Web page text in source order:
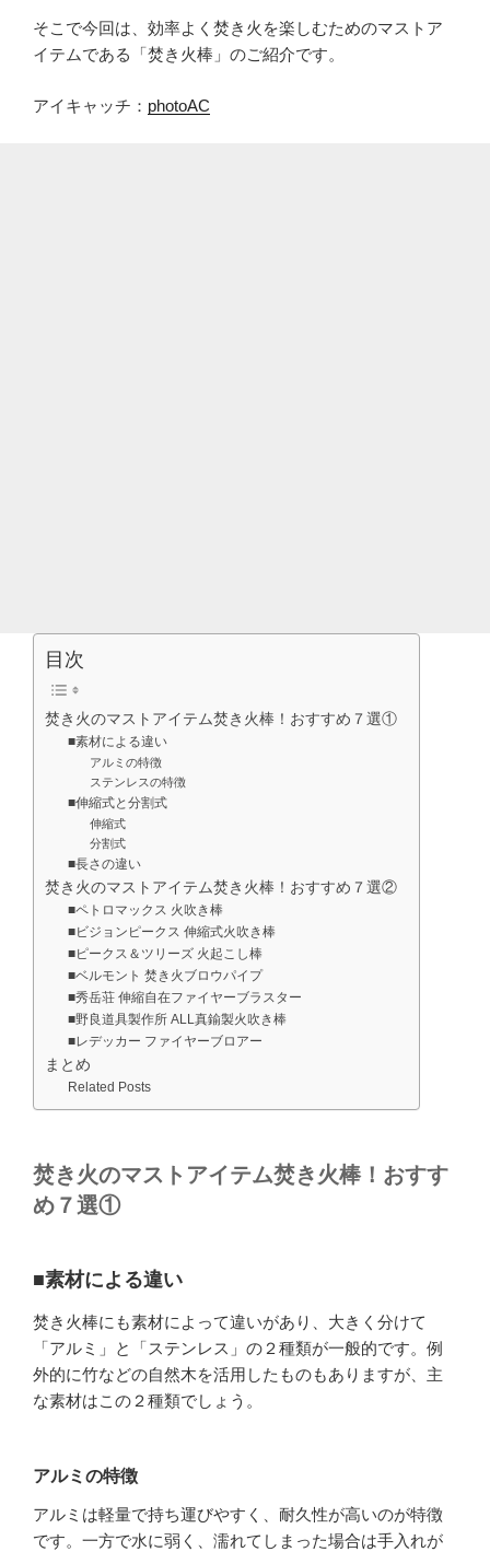
そこで今回は、効率よく焚き火を楽しむためのマストア
イテムである「焚き火棒」のご紹介です。
アイキャッチ： photoAC
目次
焚き火のマストアイテム焚き火棒！おすすめ７選①
■素材による違い
アルミの特徴
ステンレスの特徴
■伸縮式と分割式
伸縮式
分割式
■長さの違い
焚き火のマストアイテム焚き火棒！おすすめ７選②
■ペトロマックス 火吹き棒
■ビジョンピークス 伸縮式火吹き棒
■ピークス＆ツリーズ 火起こし棒
■ベルモント 焚き火ブロウパイプ
■秀岳荘 伸縮自在ファイヤーブラスター
■野良道具製作所 ALL真鍮製火吹き棒
■レデッカー ファイヤーブロアー
まとめ
Related Posts
焚き火のマストアイテム焚き火棒！おすす
め７選①
■素材による違い
焚き火棒にも素材によって違いがあり、大きく分けて
「アルミ」と「ステンレス」の２種類が一般的です。例
外的に竹などの自然木を活用したものもありますが、主
な素材はこの２種類でしょう。
アルミの特徴
アルミは軽量で持ち運びやすく、耐久性が高いのが特徴
です。一方で水に弱く、濡れてしまった場合は手入れが